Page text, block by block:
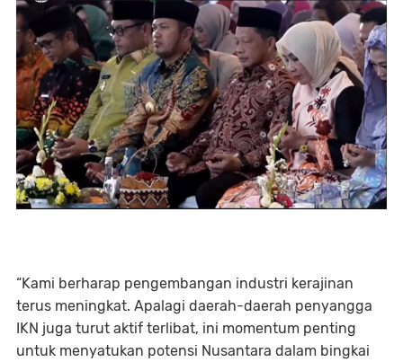
“Kami berharap pengembangan industri kerajinan
terus meningkat. Apalagi daerah-daerah penyangga
IKN juga turut aktif terlibat, ini momentum penting
untuk menyatukan potensi Nusantara dalam bingkai